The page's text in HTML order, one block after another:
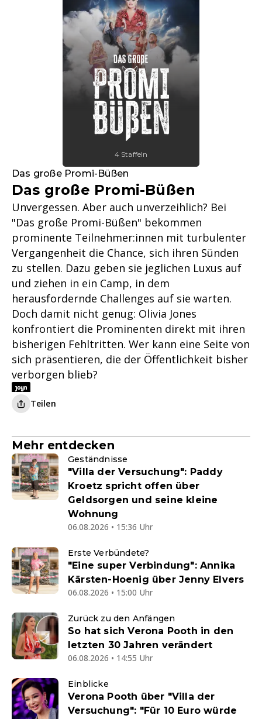
4 Staffeln
Das große Promi-Büßen
Das große Promi-Büßen
Unvergessen. Aber auch unverzeihlich? Bei
"Das große Promi-Büßen" bekommen
prominente Teilnehmer:innen mit turbulenter
Vergangenheit die Chance, sich ihren Sünden
zu stellen. Dazu geben sie jeglichen Luxus auf
und ziehen in ein Camp, in dem
herausfordernde Challenges auf sie warten.
Doch damit nicht genug: Olivia Jones
konfrontiert die Prominenten direkt mit ihren
bisherigen Fehltritten. Wer kann eine Seite von
sich präsentieren, die der Öffentlichkeit bisher
verborgen blieb?
Teilen
Mehr entdecken
Geständnisse
"Villa der Versuchung": Paddy
Kroetz spricht offen über
Geldsorgen und seine kleine
Wohnung
06.08.2026 • 15:36 Uhr
Erste Verbündete?
"Eine super Verbindung": Annika
Kärsten-Hoenig über Jenny Elvers
06.08.2026 • 15:00 Uhr
Zurück zu den Anfängen
So hat sich Verona Pooth in den
letzten 30 Jahren verändert
06.08.2026 • 14:55 Uhr
Einblicke
Verona Pooth über "Villa der
Versuchung": "Für 10 Euro würde